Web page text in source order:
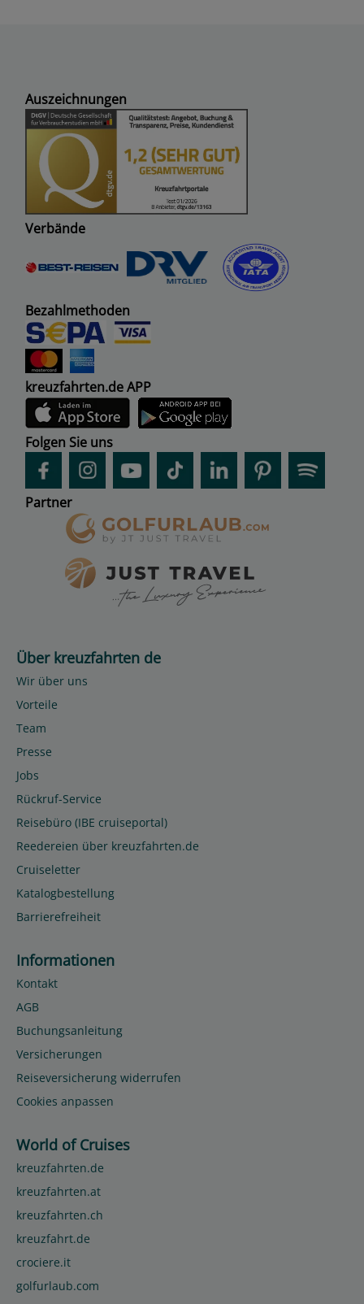
Auszeichnungen
Verbände
Bezahlmethoden
kreuzfahrten.de APP
Folgen Sie uns
Partner
Über kreuzfahrten de
Wir über uns
Vorteile
Team
Presse
Jobs
Rückruf-Service
Reisebüro (IBE cruiseportal)
Reedereien über kreuzfahrten.de
Cruiseletter
Katalogbestellung
Barrierefreiheit
Informationen
Kontakt
AGB
Buchungsanleitung
Versicherungen
Reiseversicherung widerrufen
Cookies anpassen
World of Cruises
kreuzfahrten.de
kreuzfahrten.at
kreuzfahrten.ch
kreuzfahrt.de
crociere.it
golfurlaub.com